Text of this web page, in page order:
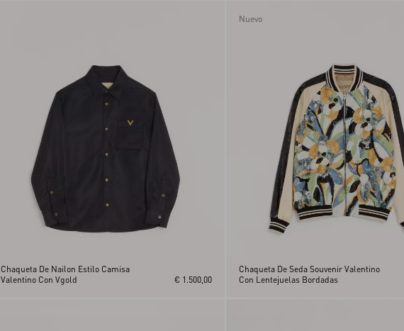
Chaqueta De Nailon Estilo Camisa
Valentino Con Vgold
€ 1.500,00
Nuevo
Chaqueta De Seda Souvenir Valentino
Con Lentejuelas Bordadas